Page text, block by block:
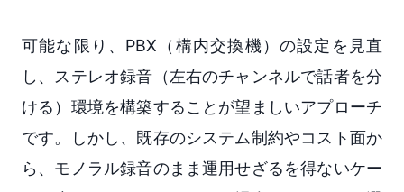
可能な限り、PBX（構内交換機）の設定を見直
し、ステレオ録音（左右のチャンネルで話者を分
ける）環境を構築することが望ましいアプローチ
です。しかし、既存のシステム制約やコスト面か
ら、モノラル録音のまま運用せざるを得ないケー